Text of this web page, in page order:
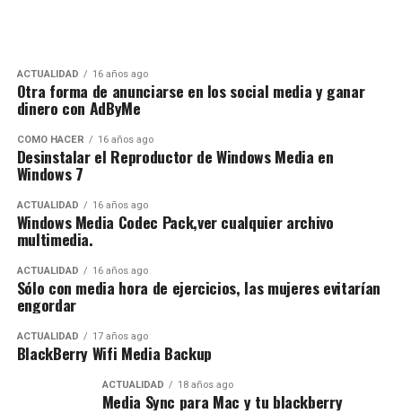
ACTUALIDAD 16 años ago
Otra forma de anunciarse en los social media y ganar
dinero con AdByMe
CÓMO HACER 16 años ago
Desinstalar el Reproductor de Windows Media en
Windows 7
ACTUALIDAD 16 años ago
Windows Media Codec Pack,ver cualquier archivo
multimedia.
ACTUALIDAD 16 años ago
Sólo con media hora de ejercicios, las mujeres evitarían
engordar
ACTUALIDAD 17 años ago
BlackBerry Wifi Media Backup
ACTUALIDAD 18 años ago
Media Sync para Mac y tu blackberry